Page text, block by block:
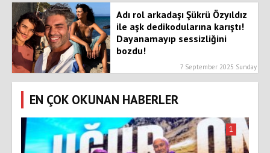
Adı rol arkadaşı Şükrü Özyıldız
ile aşk dedikodularına karıştı!
Dayanamayıp sessizliğini
bozdu!
7 September 2025 Sunday
EN ÇOK OKUNAN HABERLER
1